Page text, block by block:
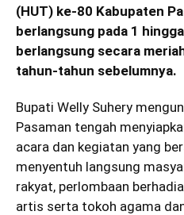
(HUT) ke-80 Kabupaten
berlangsung pada 1
berlangsung secara
tahun-tahun sebelumnya.
Bupati Welly Suhery
Pasaman tengah
acara dan kegiatan yang
menyentuh langsung
rakyat, perlombaan
artis serta tokoh agama